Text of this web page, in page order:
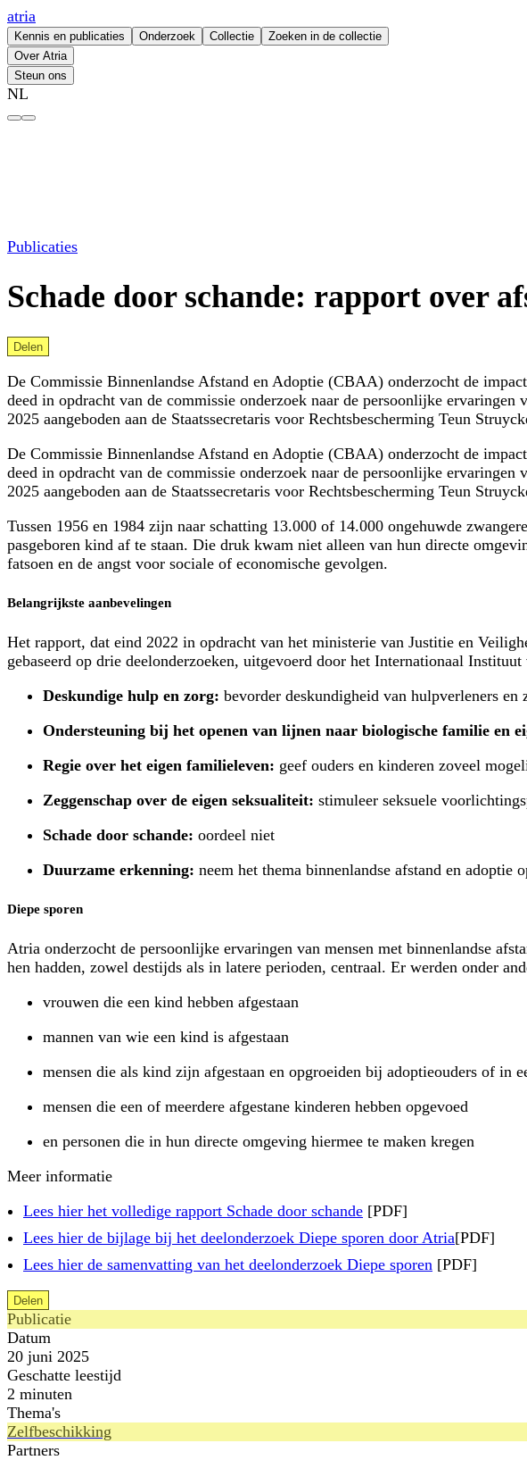
atria
Kennis en publicaties Onderzoek Collectie
Zoeken in de collectie
Over Atria
Steun ons
NL
Publicaties
Schade door schande: rapport over
Delen
De Commissie Binnenlandse Afstand en Adoptie (CBAA) onderzocht de
deed in opdracht van de commissie onderzoek naar de persoonlijke
2025 aangeboden aan de Staatssecretaris voor Rechtsbescherming Teun
De Commissie Binnenlandse Afstand en Adoptie (CBAA) onderzocht de
deed in opdracht van de commissie onderzoek naar de persoonlijke
2025 aangeboden aan de Staatssecretaris voor Rechtsbescherming Teun
Tussen 1956 en 1984 zijn naar schatting 13.000 of 14.000 ongehuwde
pasgeboren kind af te staan. Die druk kwam niet alleen van hun directe
fatsoen en de angst voor sociale of economische gevolgen.
Belangrijkste aanbevelingen
Het rapport, dat eind 2022 in opdracht van het ministerie van Justitie en
gebaseerd op drie deelonderzoeken, uitgevoerd door het Internationaal
Deskundige hulp en zorg: bevorder deskundigheid van hulpverleners
Ondersteuning bij het openen van lijnen naar biologische familie en
Regie over het eigen familieleven: geef ouders en kinderen zoveel
Zeggenschap over de eigen seksualiteit: stimuleer seksuele
Schade door schande: oordeel niet
Duurzame erkenning: neem het thema binnenlandse afstand en adoptie
Diepe sporen
Atria onderzocht de persoonlijke ervaringen van mensen met binnenlandse
hen hadden, zowel destijds als in latere perioden, centraal. Er werden onder
vrouwen die een kind hebben afgestaan
mannen van wie een kind is afgestaan
mensen die als kind zijn afgestaan en opgroeiden bij adoptieouders of in
mensen die een of meerdere afgestane kinderen hebben opgevoed
en personen die in hun directe omgeving hiermee te maken kregen
Meer informatie
Lees hier het volledige rapport Schade door schande [PDF]
Lees hier de bijlage bij het deelonderzoek Diepe sporen door Atria[PDF]
Lees hier de samenvatting van het deelonderzoek Diepe sporen [PDF]
Delen
Publicatie
Datum
20 juni 2025
Geschatte leestijd
2 minuten
Thema's
Zelfbeschikking
Partners